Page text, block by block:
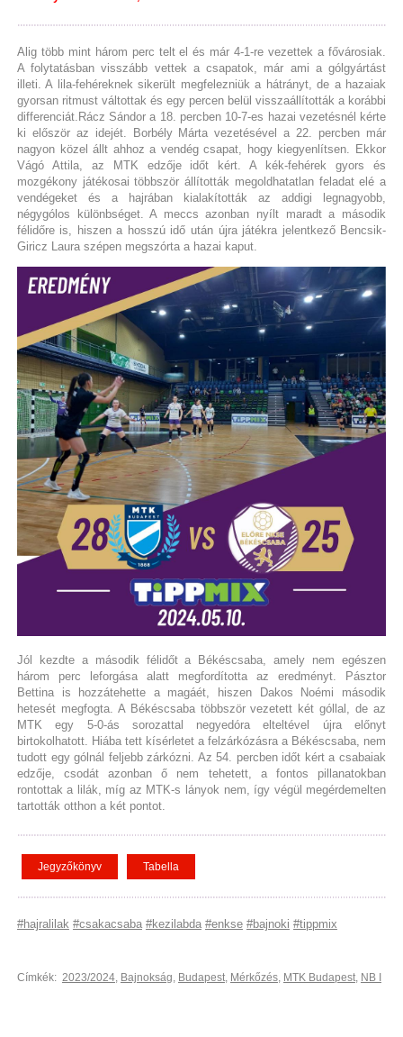
Alig több mint három perc telt el és már 4-1-re vezettek a fővárosiak.
A folytatásban visszább vettek a csapatok, már ami a gólgyártást
illeti. A lila-fehéreknek sikerült megfelezniük a hátrányt, de a hazaiak
gyorsan ritmust váltottak és egy percen belül visszaállították a korábbi
differenciát.Rácz Sándor a 18. percben 10-7-es hazai vezetésnél kérte
ki először az idejét. Borbély Márta vezetésével a 22. percben már
nagyon közel állt ahhoz a vendég csapat, hogy kiegyenlítsen. Ekkor
Vágó Attila, az MTK edzője időt kért. A kék-fehérek gyors és
mozgékony játékosai többször állították megoldhatatlan feladat elé a
vendégeket és a hajrában kialakították az addigi legnagyobb,
négygólos különbséget. A meccs azonban nyílt maradt a második
félidőre is, hiszen a hosszú idő után újra játékra jelentkező Bencsik-
Giricz Laura szépen megszórta a hazai kaput.
Jól kezdte a második félidőt a Békéscsaba, amely nem egészen
három perc leforgása alatt megfordította az eredményt. Pásztor
Bettina is hozzátehette a magáét, hiszen Dakos Noémi második
hetesét megfogta. A Békéscsaba többször vezetett két góllal, de az
MTK egy 5-0-ás sorozattal negyedóra elteltével újra előnyt
birtokolhatott. Hiába tett kísérletet a felzárkózásra a Békéscsaba, nem
tudott egy gólnál feljebb zárkózni. Az 54. percben időt kért a csabaiak
edzője, csodát azonban ő nem tehetett, a fontos pillanatokban
rontottak a lilák, míg az MTK-s lányok nem, így végül megérdemelten
tartották otthon a két pontot.
Jegyzőkönyv Tabella
#hajralilak #csakacsaba #kezilabda #enkse #bajnoki #tippmix
Címkék: 2023/2024, Bajnokság, Budapest, Mérkőzés, MTK Budapest, NB I